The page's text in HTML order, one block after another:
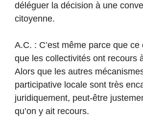
déléguer la décision à une
citoyenne.
A.C. : C’est même parce que
que les collectivités ont recours
Alors que les autres
participative locale sont très
juridiquement, peut-être
qu’on y ait recours.